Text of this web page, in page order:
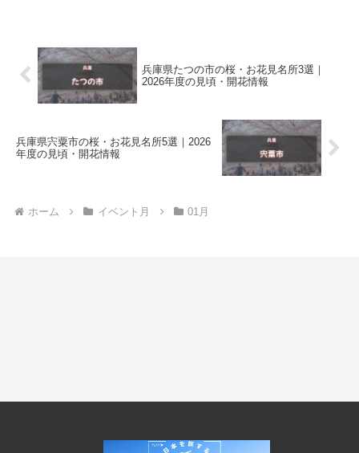
兵庫県たつの市の桜・お花見名所3選｜
2026年度の見頃・開花情報
兵庫県宍粟市の桜・お花見名所5選｜2026
年度の見頃・開花情報
ホーム イベント月 01月